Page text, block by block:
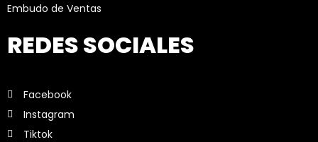
Embudo de Ventas
REDES SOCIALES
Facebook
Instagram
Tiktok